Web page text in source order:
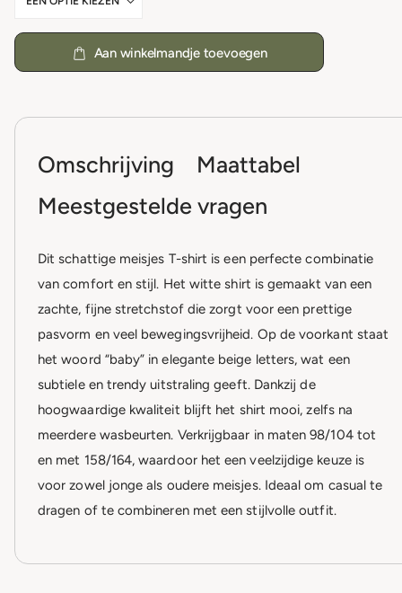
Aan winkelmandje toevoegen
Omschrijving
Maattabel
Meestgestelde vragen
Dit schattige meisjes T-shirt is een perfecte combinatie
van comfort en stijl. Het witte shirt is gemaakt van een
zachte, fijne stretchstof die zorgt voor een prettige
pasvorm en veel bewegingsvrijheid. Op de voorkant staat
het woord “baby” in elegante beige letters, wat een
subtiele en trendy uitstraling geeft. Dankzij de
hoogwaardige kwaliteit blijft het shirt mooi, zelfs na
meerdere wasbeurten. Verkrijgbaar in maten 98/104 tot
en met 158/164, waardoor het een veelzijdige keuze is
voor zowel jonge als oudere meisjes. Ideaal om casual te
dragen of te combineren met een stijlvolle outfit.